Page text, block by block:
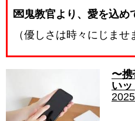
💌鬼教官より、愛を込め
（優しさは時々にじませ
〜
い